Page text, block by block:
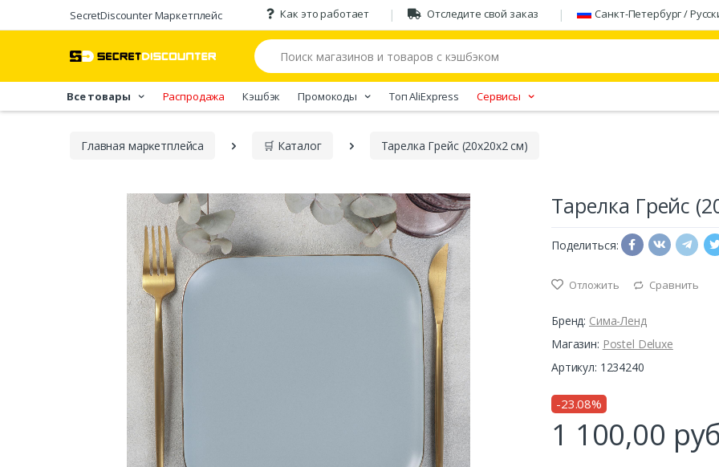
SecretDiscounter Маркетплейс Как это работает Отследите свой заказ Санкт-Петербург /
Все товары Распродажа Кэшбэк Промокоды Tоп AliExpress Сервисы
Главная марĸетплейса 🛒 Каталог Тарелка Грейс (20х20х2 см)
Тарелка Грейс
Поделиться:
Отложить Сравнить
Бренд: Сима-Ленд
Магазин: Postel Deluxe
Артикул: 1234240
-23.08%
1 100,00